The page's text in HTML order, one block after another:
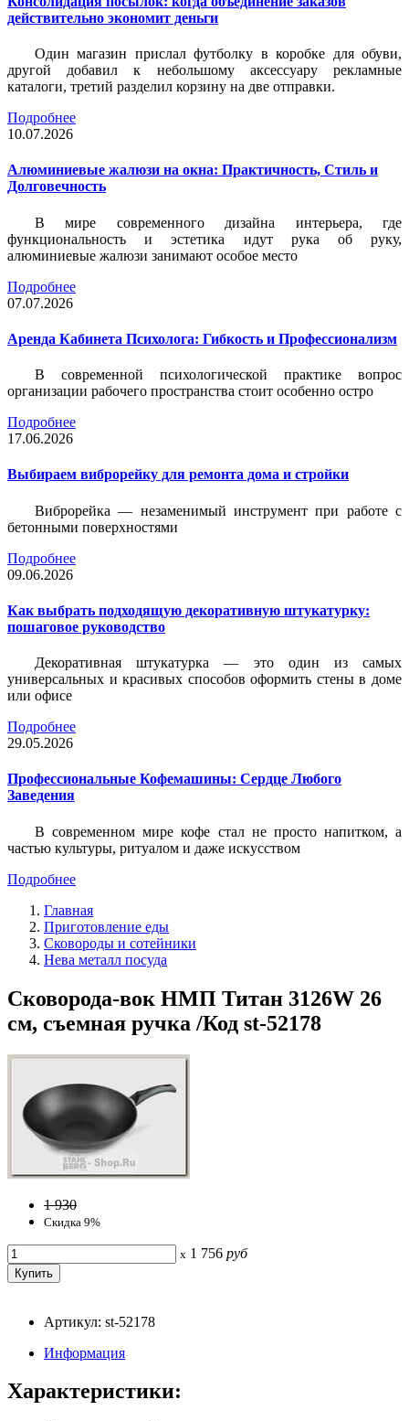
действительно экономит деньги
Один магазин прислал футболку в коробке для обуви,
другой добавил к небольшому аксессуару рекламные
каталоги, третий разделил корзину на две отправки.
Подробнее
10.07.2026
Алюминиевые жалюзи на окна: Практичность, Стиль и
Долговечность
В мире современного дизайна интерьера, где
функциональность и эстетика идут рука об руку,
алюминиевые жалюзи занимают особое место
Подробнее
07.07.2026
Аренда Кабинета Психолога: Гибкость и Профессионализм
В современной психологической практике вопрос
организации рабочего пространства стоит особенно остро
Подробнее
17.06.2026
Выбираем виброрейку для ремонта дома и стройки
Виброрейка — незаменимый инструмент при работе с
бетонными поверхностями
Подробнее
09.06.2026
Как выбрать подходящую декоративную штукатурку:
пошаговое руководство
Декоративная штукатурка — это один из самых
универсальных и красивых способов оформить стены в доме
или офисе
Подробнее
29.05.2026
Профессиональные Кофемашины: Сердце Любого
Заведения
В современном мире кофе стал не просто напитком, а
частью культуры, ритуалом и даже искусством
Подробнее
Главная
Приготовление еды
Сковороды и сотейники
Нева металл посуда
Сковорода-вок НМП Титан 3126W 26
см, съемная ручка /Код st-52178
1 930
Скидка 9%
x 1 756 руб
Артикул: st-52178
Информация
Характеристики: